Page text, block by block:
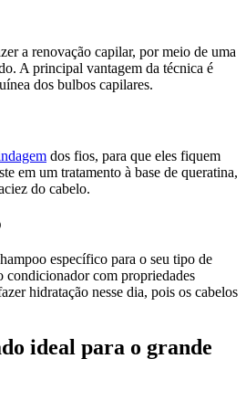
a renovação capilar, por meio de uma
A principal vantagem da técnica é
dos bulbos capilares.
dos fios, para que eles fiquem
em um tratamento à base de queratina,
do cabelo.
específico para o seu tipo de
condicionador com propriedades
hidratação nesse dia, pois os cabelos
ideal para o grande